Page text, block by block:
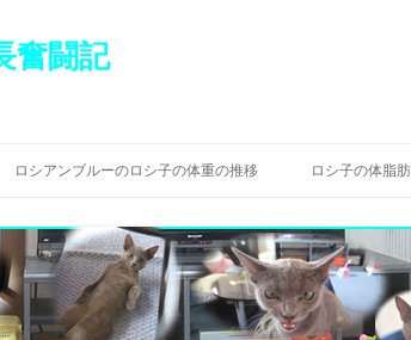
奮闘記
ン
へ
ス
キ
ッ
プ
ロシアンブルーのロシ子の体重の推移 ロシ子の体脂